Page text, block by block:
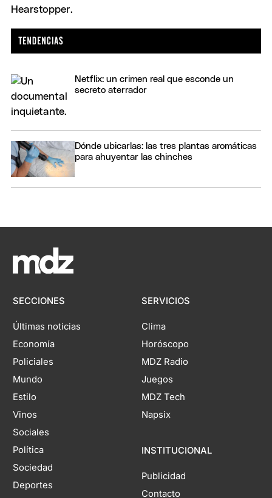
Netflix: un crimen real que esconde un
secreto aterrador
Dónde ubicarlas: las tres plantas aromáticas
para ahuyentar las chinches
SECCIONES
Últimas noticias
Economía
Policiales
Mundo
Estilo
Vinos
Sociales
Política
Sociedad
Deportes
SERVICIOS
Clima
Horóscopo
MDZ Radio
Juegos
MDZ Tech
Napsix
INSTITUCIONAL
Publicidad
Contacto